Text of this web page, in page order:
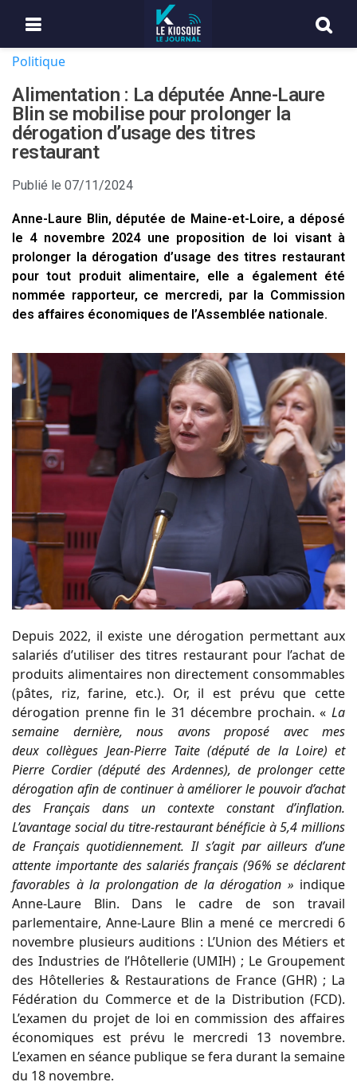
Politique
Alimentation : La députée Anne-Laure
Blin se mobilise pour prolonger la
dérogation d’usage des titres
restaurant
Publié le 07/11/2024
Anne-Laure Blin, députée de Maine-et-Loire, a déposé
le 4 novembre 2024 une proposition de loi visant à
prolonger la dérogation d’usage des titres restaurant
pour tout produit alimentaire, elle a également été
nommée rapporteur, ce mercredi, par la Commission
des affaires économiques de l’Assemblée nationale.
Depuis 2022, il existe une dérogation permettant aux
salariés d’utiliser des titres restaurant pour l’achat de
produits alimentaires non directement consommables
(pâtes, riz, farine, etc.). Or, il est prévu que cette
dérogation prenne fin le 31 décembre prochain. « La
semaine dernière, nous avons proposé avec mes
deux collègues Jean-Pierre Taite (député de la Loire) et
Pierre Cordier (député des Ardennes), de prolonger cette
dérogation afin de continuer à améliorer le pouvoir d’achat
des Français dans un contexte constant d’inflation.
L’avantage social du titre-restaurant bénéficie à 5,4 millions
de Français quotidiennement. Il s’agit par ailleurs d’une
attente importante des salariés français (96% se déclarent
favorables à la prolongation de la dérogation » indique
Anne-Laure Blin. Dans le cadre de son travail
parlementaire, Anne-Laure Blin a mené ce mercredi 6
novembre plusieurs auditions : L’Union des Métiers et
des Industries de l’Hôtellerie (UMIH) ; Le Groupement
des Hôtelleries & Restaurations de France (GHR) ; La
Fédération du Commerce et de la Distribution (FCD).
L’examen du projet de loi en commission des affaires
économiques est prévu le mercredi 13 novembre.
L’examen en séance publique se fera durant la semaine
du 18 novembre.